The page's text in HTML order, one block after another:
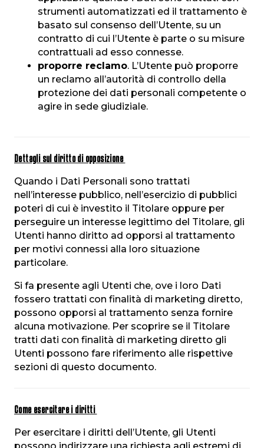
strumenti automatizzati ed il trattamento è
basato sul consenso dell’Utente, su un
contratto di cui l’Utente è parte o su misure
contrattuali ad esso connesse.
proporre reclamo. L’Utente può proporre
un reclamo all’autorità di controllo della
protezione dei dati personali competente o
agire in sede giudiziale.
Dettagli sul diritto di opposizione
Quando i Dati Personali sono trattati
nell’interesse pubblico, nell’esercizio di pubblici
poteri di cui è investito il Titolare oppure per
perseguire un interesse legittimo del Titolare, gli
Utenti hanno diritto ad opporsi al trattamento
per motivi connessi alla loro situazione
particolare.
Si fa presente agli Utenti che, ove i loro Dati
fossero trattati con finalità di marketing diretto,
possono opporsi al trattamento senza fornire
alcuna motivazione. Per scoprire se il Titolare
tratti dati con finalità di marketing diretto gli
Utenti possono fare riferimento alle rispettive
sezioni di questo documento.
Come esercitare i diritti
Per esercitare i diritti dell’Utente, gli Utenti